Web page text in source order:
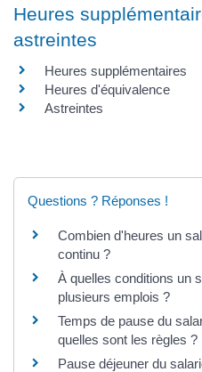
Heures
astreintes
Heures supplémentaires
Heures d'équivalence
Astreintes
Questions ? Réponses !
Combien d'heures un
continu ?
À quelles conditions un
plusieurs emplois ?
Temps de pause du
quelles sont les règles ?
Pause déjeuner du